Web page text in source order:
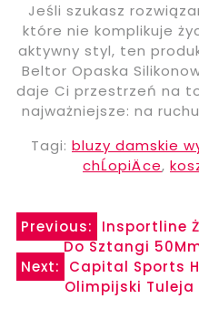
Jeśli szukasz
które nie komplikuje
aktywny styl, ten
Beltor Opaska
daje Ci przestrzeń na
najważniejsze: na
Tagi: bluzy damskie
chĹopiÄce,
Nawigacja
wpisu
Previous:
Insportline
Do Sztangi
Next:
Capital Sports
Olimpijski Tuleja